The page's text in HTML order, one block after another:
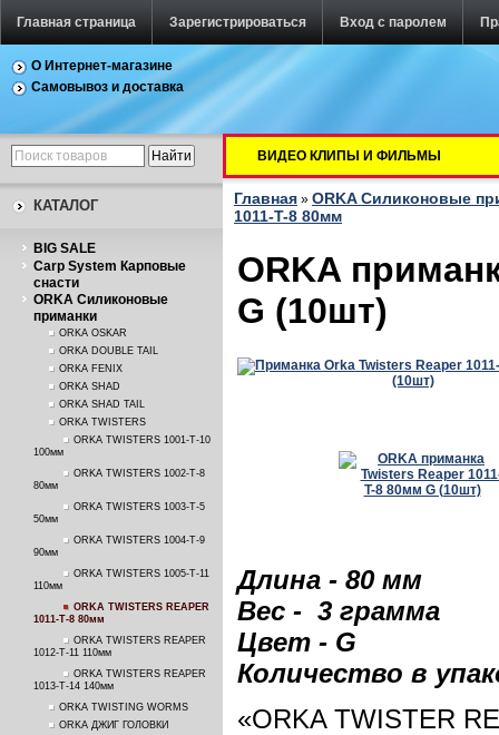
Главная страница Зарегистрироваться Вход с паролем
О Интернет-магазине
Самовывоз и доставка
КАТАЛОГ
BIG SALE
Carp System Карповые
снасти
ORKA Силиконовые
приманки
ORKA OSKAR
ORKA DOUBLE TAIL
ORKA FENIX
ORKA SHAD
ORKA SHAD TAIL
ORKA TWISTERS
ORKA TWISTERS 1001-T-10
100мм
ORKA TWISTERS 1002-T-8
80мм
ORKA TWISTERS 1003-T-5
50мм
ORKA TWISTERS 1004-T-9
90мм
ORKA TWISTERS 1005-T-11
110мм
ORKA TWISTERS REAPER
1011-T-8 80мм
ORKA TWISTERS REAPER
1012-T-11 110мм
ORKA TWISTERS REAPER
1013-T-14 140мм
ORKA TWISTING WORMS
ORKA ДЖИГ ГОЛОВКИ
ВИДЕО КЛИПЫ И ФИЛЬМЫ
Главная » ORKA Силиконовые
1011-T-8 80мм
ORKA
G (10шт)
Длина - 80 мм
Вес - 3 грамма
Цвет - G
Количество в
«ORKA TWISTER